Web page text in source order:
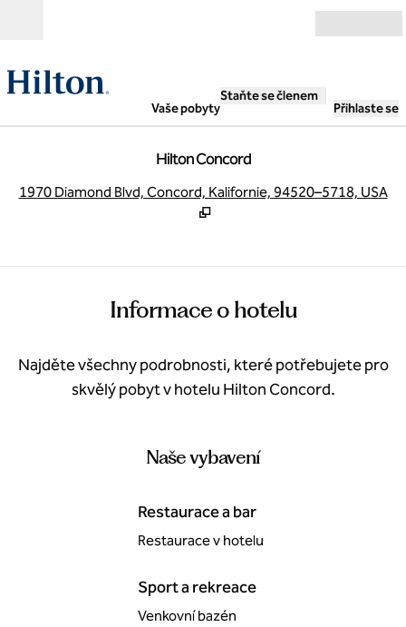
Vaše pobyty
Staňte se členem
Přihlaste se
Hilton Concord
1970 Diamond Blvd, Concord, Kalifornie, 94520–5718, USA
Informace o hotelu
Najděte všechny podrobnosti, které potřebujete pro
skvělý pobyt v hotelu Hilton Concord.
Naše vybavení
Restaurace a bar
Restaurace v hotelu
Sport a rekreace
Venkovní bazén